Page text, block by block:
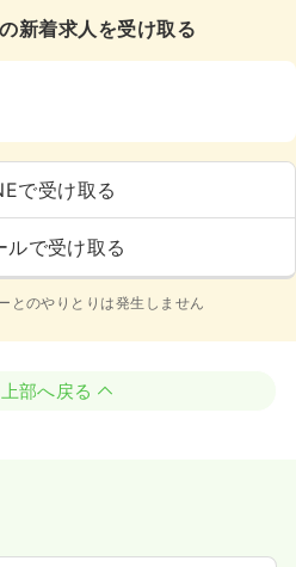
新着求人を受け取る
で受け取る
ルで受け取る
とのやりとりは発生しません
部へ戻る